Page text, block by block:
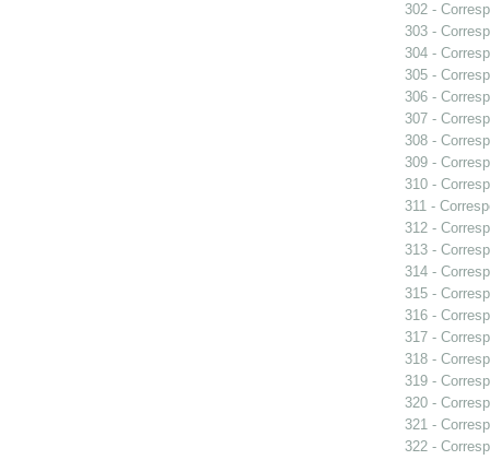
302 -
303 -
304 -
305 -
306 -
307 -
308 -
309 -
310 -
311 -
312 -
313 -
314 -
315 -
316 -
317 -
318 -
319 -
320 -
321 -
322 -